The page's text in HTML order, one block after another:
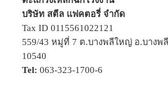
บริษัท สตีล แฟคตอรี่ จำกัด
Tax ID 0115561022121
559/43 หมู่ที่ 7 ต.บางพลีใหญ่ อ.บางพ
10540
Tel: 063-323-1700-6